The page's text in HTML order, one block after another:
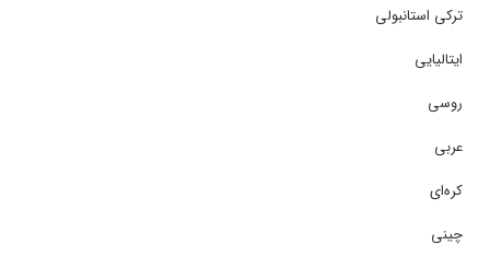
ترکی استانبولی
ایتالیایی
روسی
عربی
کره‌ای
چینی